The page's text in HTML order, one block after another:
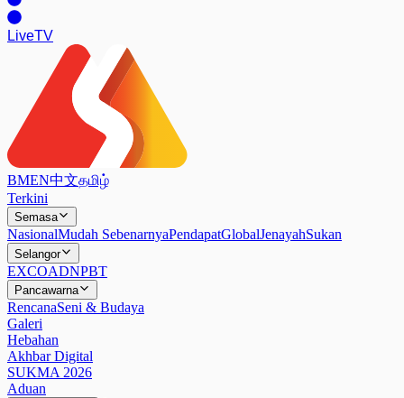
LiveTV
BMEN中文தமிழ்
Terkini
Semasa
NasionalMudah SebenarnyaPendapatGlobalJenayahSukan
Selangor
EXCOADNPBT
Pancawarna
RencanaSeni & Budaya
Galeri
Hebahan
Akhbar Digital
SUKMA 2026
Aduan